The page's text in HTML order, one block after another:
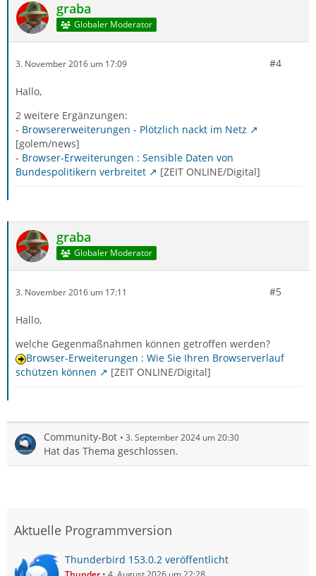
Kinder, aber ist verheiratet, macht gern Auslandsreisen
und schaut Wiederholungen der Serie
die "Tots and Toys" – diese gut verdienenden,
sparen gern für ihre Kinder, indem sie ihr Haus selbst
ausbauen. Sie haben wenig Zeit und hören gern Radio.
Konsumenten mit "niedrigem Wert" werden
Angaben derNew York Times
"waste",als Müll, bezeichnet.
graba
Globaler Moderator
3. November 2016 um 17:09 #4
Hallo,
2 weitere Ergänzungen:
- Browsererweiterungen - Plötzlich nackt im Netz
[golem/news]
- Browser-Erweiterungen : Sensible Daten von
Bundespolitikern verbreitet
[ZEIT ONLINE/Digital]
graba
Globaler Moderator
3. November 2016 um 17:11 #5
Hallo,
welche Gegenmaßnahmen können getroffen werden?
Browser-Erweiterungen : Wie Sie Ihren Browserverlauf
schützen können
[ZEIT ONLINE/Digital]
Community-Bot 3. September 2024 um 20:30
Hat das Thema geschlossen.
Aktuelle Programmversion
Thunderbird 153.0.2 veröffentlicht